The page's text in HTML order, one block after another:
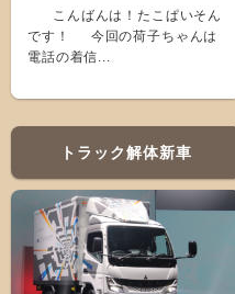
こんばんは！たこぱいそん
です！ 今回の荷子ちゃんは
電話の着信...
トラック解体新車